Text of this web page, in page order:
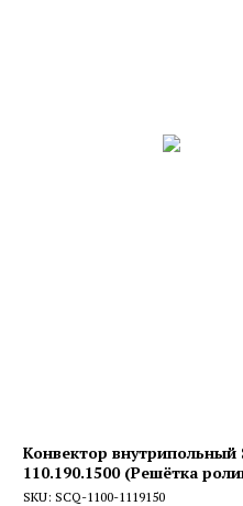
Конвектор внутрипольный
110.190.1500 (Решётка
анодированный алюминий)
SKU: SCQ-1100-1119150